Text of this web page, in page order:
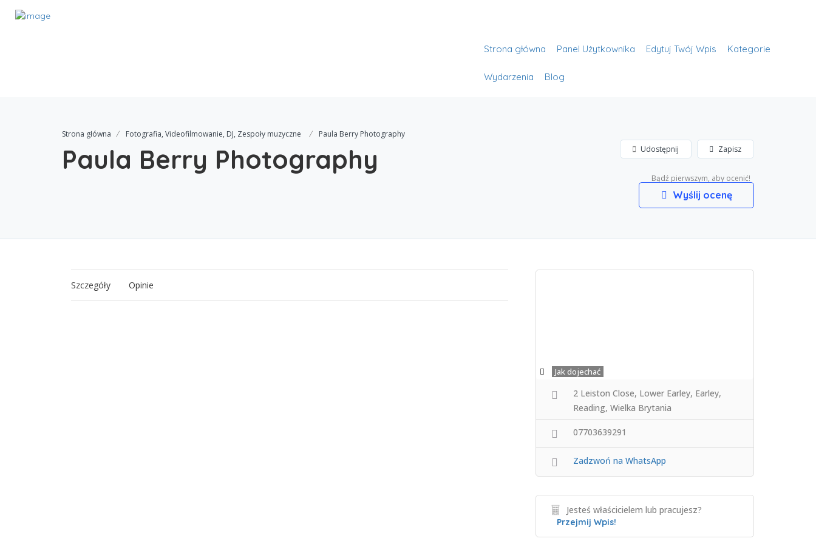
Strona główna Panel Użytkownika Edytuj Twój Wpis Kategorie
Wydarzenia Blog
Strona główna Fotografia, Videofilmowanie, DJ, Zespoły muzyczne Paula Berry Photography
Paula Berry Photography Zapisz
Udostępnij
Bądź pierwszym, aby ocenić!
Wyślij ocenę
Szczegóły Opinie
Jak dojechać
2 Leiston Close, Lower Earley, Earley,
Reading, Wielka Brytania
07703639291
Zadzwoń na WhatsApp
Jesteś właścicielem lub pracujesz?
Przejmij Wpis!